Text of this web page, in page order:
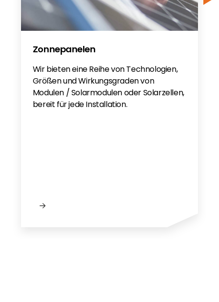
Zonnepanelen
Wir bieten eine Reihe von Technologien,
Größen und Wirkungsgraden von
Modulen / Solarmodulen oder Solarzellen,
bereit für jede Installation.